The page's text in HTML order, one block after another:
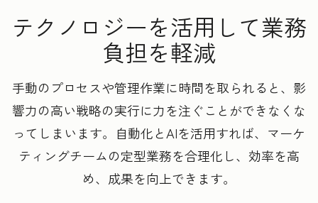
テクノロジーを活用して業務
負担を軽減
手動のプロセスや管理作業に時間を取られると、影
響力の高い戦略の実行に力を注ぐことができなくな
ってしまいます。自動化とAIを活用すれば、マーケ
ティングチームの定型業務を合理化し、効率を高
め、成果を向上できます。